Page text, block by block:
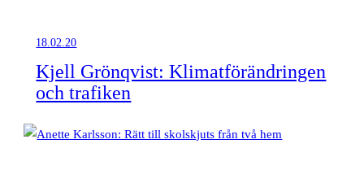
18.02.20
Kjell Grönqvist: Klimatförändringen
och trafiken